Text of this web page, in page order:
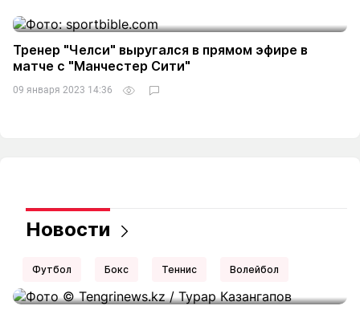
Тренер "Челси" выругался в прямом эфире в
матче с "Манчестер Сити"
09 января 2023 14:36
Новости
Футбол Бокс Теннис Волейбол